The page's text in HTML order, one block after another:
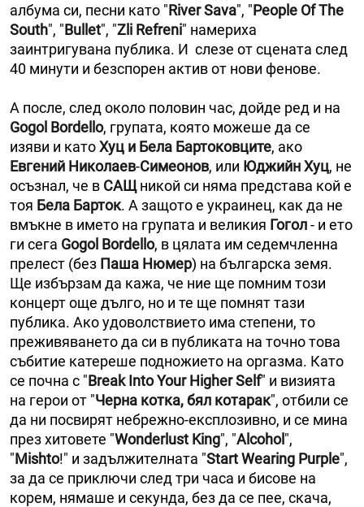
албума си, песни като "River Sava", "People Оf Тhe
South", "Bullet", "Zli Refreni" намериха
заинтригувана публика. И слезе от сцената след
40 минути и безспорен актив от нови фенове.
А после, след около половин час, дойде ред и на
Gogol Bordello, групата, която можеше да се
изяви и катоХуц и Бела Бартоковците, ако
Евгений Николаев-Симеонов, или Юджийн Хуц, не
осъзнал, че в САЩникой си няма представа кой е
тоя Бела Барток. А защото е украинец, как да не
вмъкне в името на групата и великия Гогол- и ето
ги сега Gogol Bordello, в цялата им седемчленна
прелест (без Паша Нюмер) на българска земя.
Ще избързам да кажа, че ние ще помним този
концерт още дълго, но и те ще помнят тази
публика. Ако удоволствието има степени, то
преживяването да си в публиката на точно това
събитие катереше подножието на оргазма. Като
се почна с "Break Into Your Higher Self" и визията
на герои от "Черна котка, бял котарак", отбили се
да ни посвирят небрежно-експлозивно, и се мина
през хитовете "Wonderlust King", "Alcohol",
"Mishto!" и задължителната "Start Wearing Purple",
за да се приключи след три часа и бисове на
корем, нямаше и секунда, без да се пее, скача,